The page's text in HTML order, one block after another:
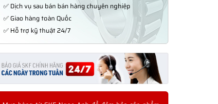
✅ Dịch vụ sau bán bán hàng chuyên nghiệp
✅ Giao hàng toàn Quốc
✅ Hỗ trợ kỹ thuật 24/7